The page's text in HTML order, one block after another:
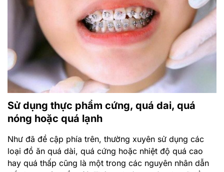
Sử dụng thực phẩm cứng, quá dai, quá
nóng hoặc quá lạnh
Như đã đề cập phía trên, thường xuyên sử dụng các
loại đồ ăn quá dài, quá cứng hoặc nhiệt độ quá cao
hay quá thấp cũng là một trong các nguyên nhân dẫn